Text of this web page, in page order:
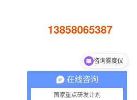
13858065387
在线咨询
国家重点研发计划
咨询高光谱相机